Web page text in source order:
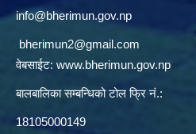
info@bherimun.gov.np
bherimun2@gmail.com
वेबसाईट: www.bherimun.gov.np
बालबालिका सम्बन्धिको टोल फ्रि नं.:
18105000149